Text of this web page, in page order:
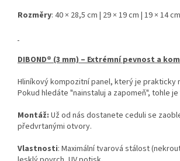
Rozměry: 40 × 28,5 cm | 29 × 19 cm | 19 × 14 cm
DIBOND® (3 mm) – Extrémní pevnost a
Hliníkový kompozitní panel, který je prakticky
Pokud hledáte "nainstaluj a zapomeň", tohle
Montáž: Už od nás dostanete ceduli se
předvrtanými otvory.
Vlastnosti: Maximální tvarová stálost